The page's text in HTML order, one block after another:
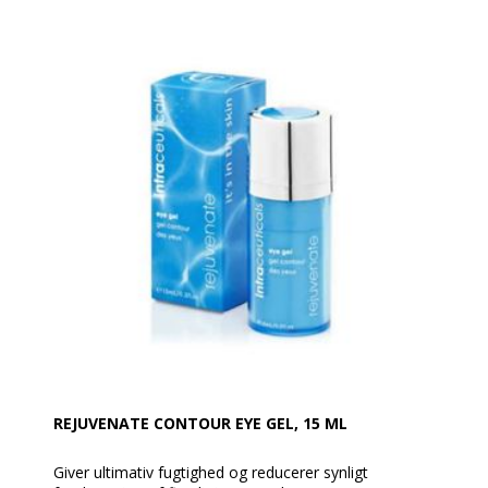
REJUVENATE CONTOUR EYE GEL, 15 ML
Giver ultimativ fugtighed og reducerer synligt